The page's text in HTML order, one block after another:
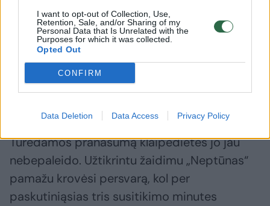
I want to opt-out of Collection, Use,
Retention, Sale, and/or Sharing of my
Personal Data that Is Unrelated with the
Purposes for which it was collected.
Opted Out
CONFIRM
Data Deletion Data Access Privacy Policy
Nors šveicarės rezultatą trečiajame kėlinyje ir
išlygino (42:42), kėlinį užtikrinčiau baigė
„Neptūnas“ ir į lemiamą ketvirtį išsinešė
Turėdamos pranašumą klaipėdietės jo jau
nebepaleido. Užtikrintu žaidimu „Neptūnas“
pamažu krovėsi persvarą, kol per
paskutiniąsias tris susitikimo minutes